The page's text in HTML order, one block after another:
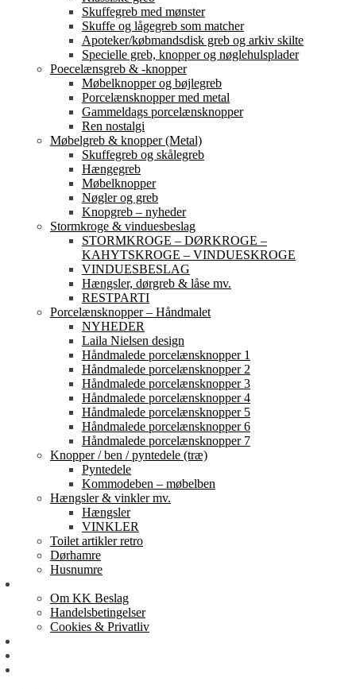
Skuffegreb med mønster
Skuffe og lågegreb som matcher
Apoteker/købmandsdisk greb og arkiv skilte
Specielle greb, knopper og nøglehulsplader
Poecelænsgreb & -knopper
Møbelknopper og bøjlegreb
Porcelænsknopper med metal
Gammeldags porcelænsknopper
Ren nostalgi
Møbelgreb & knopper (Metal)
Skuffegreb og skålegreb
Hængegreb
Møbelknopper
Nøgler og greb
Knopgreb – nyheder
Stormkroge & vinduesbeslag
STORMKROGE – DØRKROGE –
KAHYTSKROGE – VINDUESKROGE
VINDUESBESLAG
Hængsler, dørgreb & låse mv.
RESTPARTI
Porcelænsknopper – Håndmalet
NYHEDER
Laila Nielsen design
Håndmalede porcelænsknopper 1
Håndmalede porcelænsknopper 2
Håndmalede porcelænsknopper 3
Håndmalede porcelænsknopper 4
Håndmalede porcelænsknopper 5
Håndmalede porcelænsknopper 6
Håndmalede porcelænsknopper 7
Knopper / ben / pyntedele (træ)
Pyntedele
Kommodeben – møbelben
Hængsler & vinkler mv.
Hængsler
VINKLER
Toilet artikler retro
Dørhamre
Husnumre
Om KK Beslag
Handelsbetingelser
Cookies & Privatliv